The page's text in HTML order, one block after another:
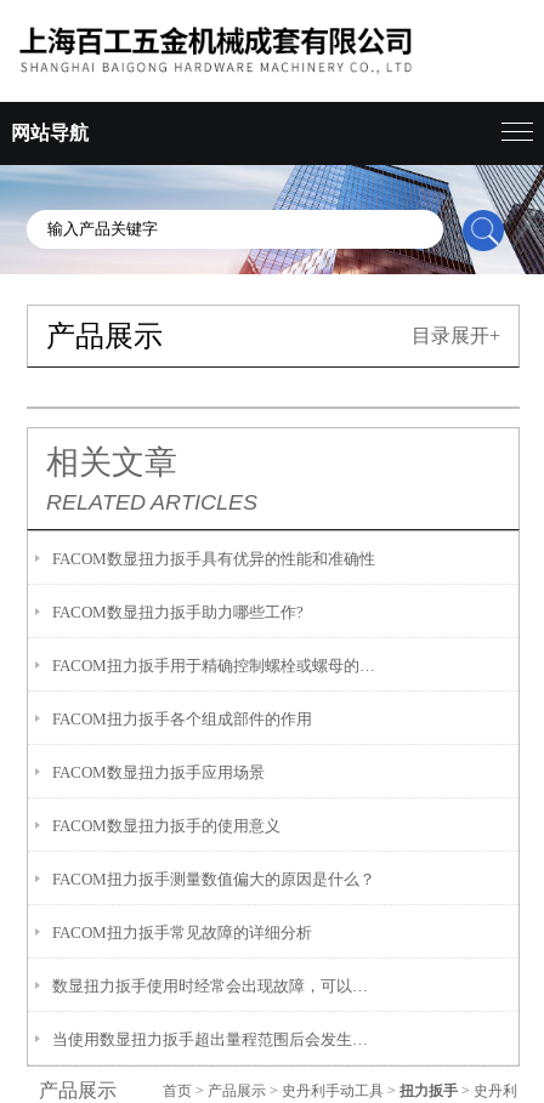
网站导航
产品展示 目录展开+
相关文章
RELATED ARTICLES
FACOM数显扭力扳手具有优异的性能和准确性
FACOM数显扭力扳手助力哪些工作?
FACOM扭力扳手各个组成部件的作用
FACOM数显扭力扳手应用场景
FACOM数显扭力扳手的使用意义
FACOM扭力扳手测量数值偏大的原因是什么？
FACOM扭力扳手常见故障的详细分析
产品展示 首页> 产品展示> 史丹利手动工具> 扭力扳手> 史丹利